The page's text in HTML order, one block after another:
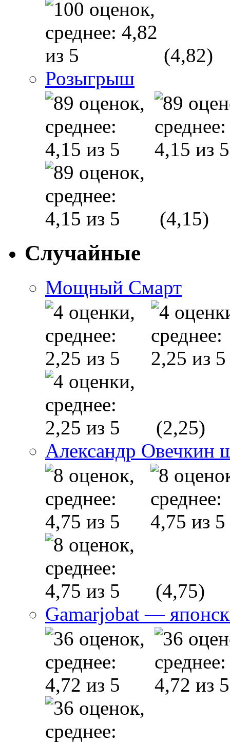
(4,82)
Розыгрыш
(4,15)
Случайные
Мощный Смарт
(2,25)
Александр Овечкин
(4,75)
Gamarjobat —